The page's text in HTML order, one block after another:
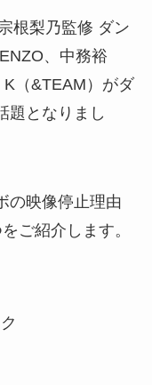
根梨乃監修 ダン
、中務裕
（&TEAM）がダ
題となりまし
の映像停止理由
ご紹介します。